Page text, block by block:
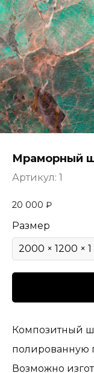
Мраморный
Артикул: 1
20 000 ₽
Размер
Композитный
полированную
Возможно